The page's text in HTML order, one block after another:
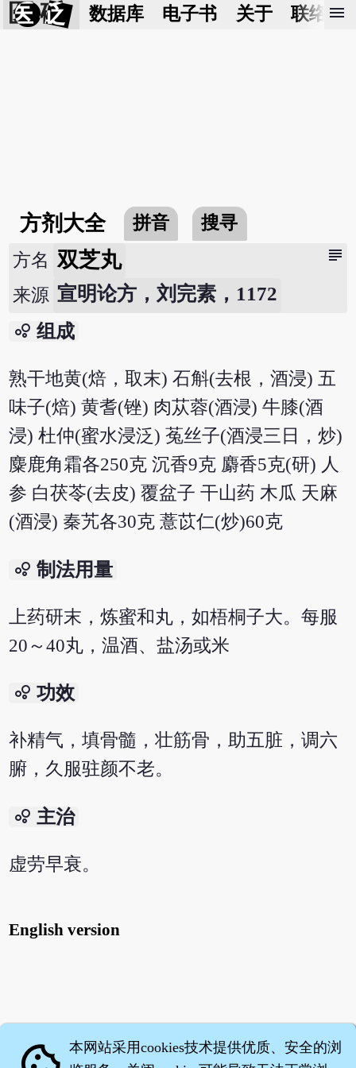
医 砭 数据库 电子书 关于 联络我
menu
方剂大全 拼音 搜寻
subject
方名 双芝丸
来源 宣明论方，刘完素，1172
bubble_chart 组成
熟干地黄(焙，取末) 石斛(去根，酒浸) 五
味子(焙) 黄耆(锉) 肉苁蓉(酒浸) 牛膝(酒
浸) 杜仲(蜜水浸泛) 菟丝子(酒浸三日，炒)
麋鹿角霜各250克 沉香9克 麝香5克(研) 人
参 白茯苓(去皮) 覆盆子 干山药 木瓜 天麻
(酒浸) 秦艽各30克 薏苡仁(炒)60克
bubble_chart 制法用量
上药研末，炼蜜和丸，如梧桐子大。每服
20～40丸，温酒、盐汤或米
bubble_chart 功效
补精气，填骨髓，壮筋骨，助五脏，调六
腑，久服驻颜不老。
bubble_chart 主治
虚劳早衰。
English version
本网站采用cookies技术提供优质、安全的浏